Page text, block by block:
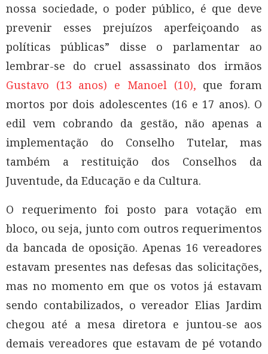
nossa sociedade, o poder público, é que deve
prevenir esses prejuízos aperfeiçoando as
políticas públicas” disse o parlamentar ao
lembrar-se do cruel assassinato dos irmãos
Gustavo (13 anos) e Manoel (10), que foram
mortos por dois adolescentes (16 e 17 anos). O
edil vem cobrando da gestão, não apenas a
implementação do Conselho Tutelar, mas
também a restituição dos Conselhos da
Juventude, da Educação e da Cultura.
O requerimento foi posto para votação em
bloco, ou seja, junto com outros requerimentos
da bancada de oposição. Apenas 16 vereadores
estavam presentes nas defesas das solicitações,
mas no momento em que os votos já estavam
sendo contabilizados, o vereador Elias Jardim
chegou até a mesa diretora e juntou-se aos
demais vereadores que estavam de pé votando